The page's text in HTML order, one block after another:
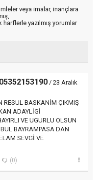
veya imalar, inançlara
yazılmış yorumlar
/ 23 Aralık
RESUL BASKANİM ÇIKMIŞ
ADAYLİGİ
VE UGURLU OLSUN
BAYRAMPASA DAN
SEVGİ VE
(0)